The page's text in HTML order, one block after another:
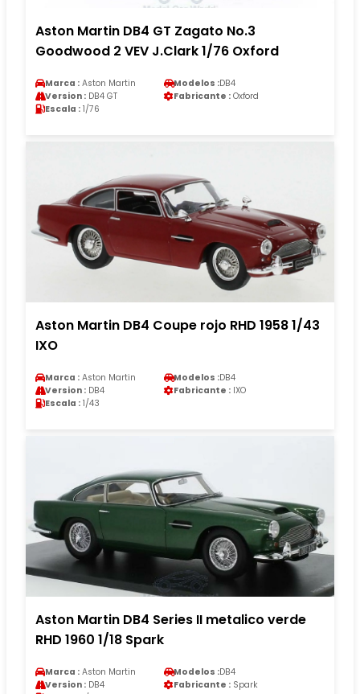
Aston Martin DB4 GT Zagato No.3
Goodwood 2 VEV J.Clark 1/76 Oxford
Marca : Aston Martin Modelos :DB4
Version : DB4 GT Fabricante : Oxford
Escala : 1/76
Aston Martin DB4 Coupe rojo RHD 1958 1/43
IXO
Marca : Aston Martin Modelos :DB4
Version : DB4 Fabricante : IXO
Escala : 1/43
Aston Martin DB4 Series II metalico verde
RHD 1960 1/18 Spark
Marca : Aston Martin Modelos :DB4
Version : DB4 Fabricante : Spark